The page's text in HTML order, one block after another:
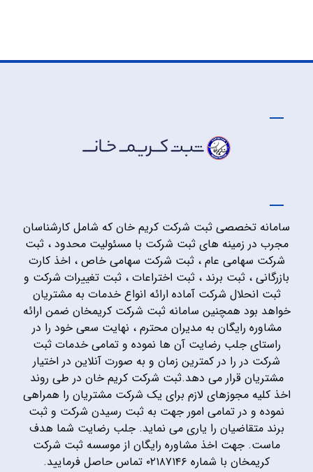
سامانه تخصصی ثبت شرکت کریم خان که شامل کارشناسان
مجرب در زمینه های ثبت شرکت با مسئولیت محدود ، ثبت
شرکت سهامی عام ، ثبت شرکت سهامی خاص ، اخذ کارت
بازرگانی ، ثبت برند ، ثبت اختراعات ، ثبت تغییرات شرکت و
ثبت انحلال شرکت آماده ارائه انواع خدمات به مشتریان
خواهد بود همچنین سامانه ثبت شرکت کریمخان ضمن ارائه
مشاوره رایگان به مدیران محترم ، نهایت سعی خود را در
راستای جلب رضایت آن ها نموده و تمامی خدمات ثبت
شرکت در را در کمترین زمان و به صورت آنلاین در اختیار
مشتریان قرار می دهد.ثبت شرکت کریم خان در طی روند
اخذ کلیه مجوزهای لازم برای یک شرکت مشتریان را همراهی
نموده و در تمامی امور جهت به ثبت رسیدن شرکت و ثبت
برند متقاضیان را یاری می نماید. جلب رضایت شما هدف
ماست. جهت اخذ مشاوره رایگان از موسسه ثبت شرکت
کریمخان با شماره ۰۲۱۸۷۱۴۶ تماس حاصل فرمایید.